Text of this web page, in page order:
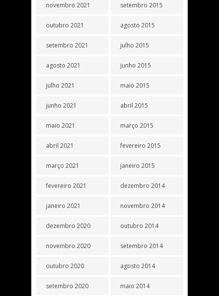
novembro 2021
outubro 2021
setembro 2021
agosto 2021
julho 2021
junho 2021
maio 2021
abril 2021
março 2021
fevereiro 2021
janeiro 2021
dezembro 2020
novembro 2020
outubro 2020
setembro 2020
setembro 2015
agosto 2015
julho 2015
junho 2015
maio 2015
abril 2015
março 2015
fevereiro 2015
janeiro 2015
dezembro 2014
novembro 2014
outubro 2014
setembro 2014
agosto 2014
maio 2014